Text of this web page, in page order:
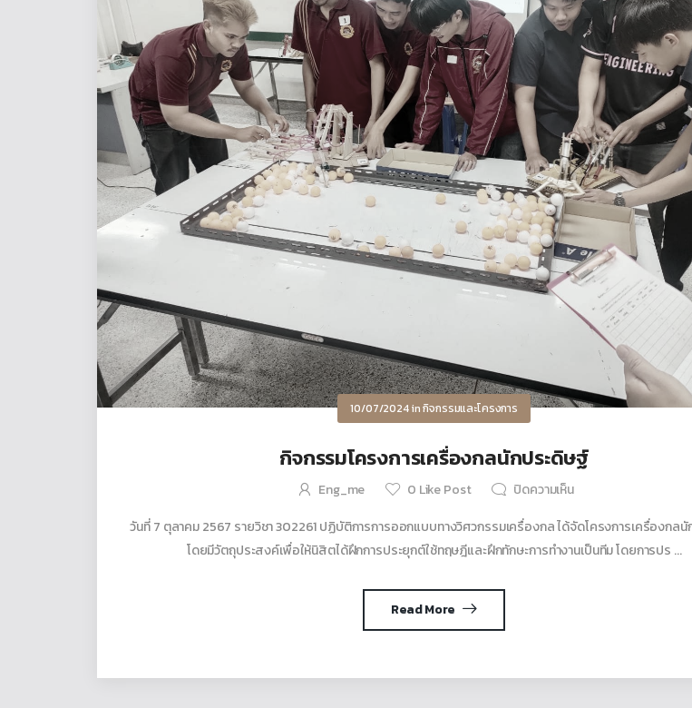
10/07/2024inกิจกรรมและโครงการ
กิจกรรมโครงการเครื่องกลนักประดิษฐ์
Eng_me 0 Like Post
ปิดความเห็น
วันที่ 7 ตุลาคม 2567 รายวิชา 302261 ปฏิบัติการการออกแบบทางวิศวกรรมเครื่องกล ได้จัดโครงการเครื่องกล
โดยมีวัตถุประสงค์เพื่อให้นิสิตได้ฝึกการประยุกต์ใช้ทฤษฎีและฝึกทักษะการทำงานเป็นทีม โดยการปร ...
Read More